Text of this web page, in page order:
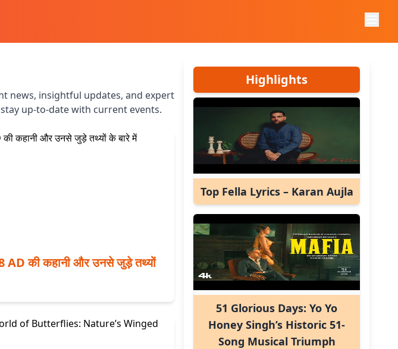
news, insightful updates, and expert
up-to-date with current events.
AD की कहानी और उनसे जुड़े तथ्यों
Highlights
Top Fella Lyrics – Karan Aujla
51 Glorious Days: Yo Yo
Honey Singh’s Historic 51-
Song Musical Triumph